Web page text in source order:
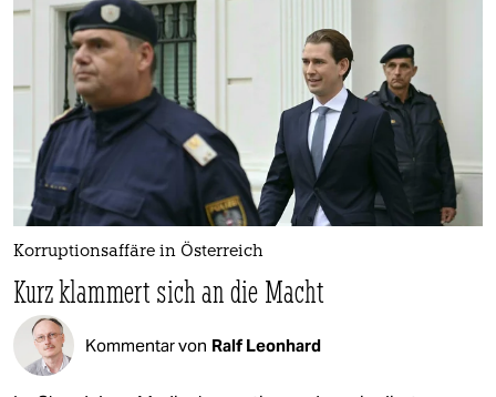
Korruptionsaffäre in Österreich
Kurz klammert sich an die Macht
Kommentar von Ralf Leonhard